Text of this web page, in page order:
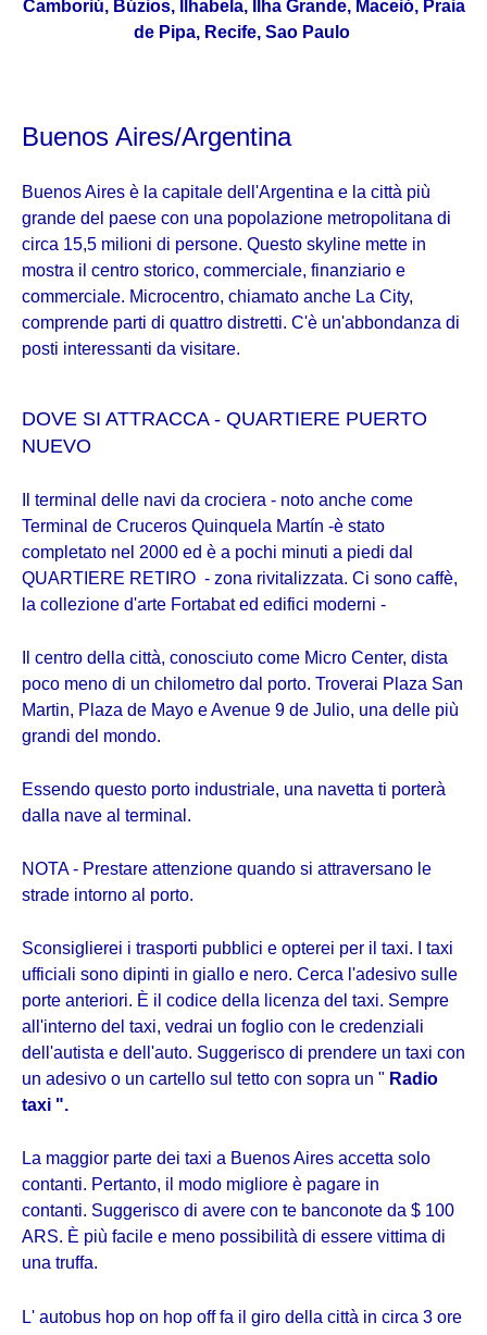
Camboriú, Búzios, Ilhabela, Ilha Grande, Maceió, Praia
de Pipa, Recife, Sao Paulo
Buenos Aires/Argentina
Buenos Aires è la capitale dell'Argentina e la città più
grande del paese con una popolazione metropolitana di
circa 15,5 milioni di persone. Questo skyline mette in
mostra il centro storico, commerciale, finanziario e
commerciale. Microcentro, chiamato anche La City,
comprende parti di quattro distretti. C'è un'abbondanza di
posti interessanti da visitare.
DOVE SI ATTRACCA - QUARTIERE PUERTO
NUEVO
Il terminal delle navi da crociera - noto anche come
Terminal de Cruceros Quinquela Martín -è stato
completato nel 2000 ed è a pochi minuti a piedi dal
QUARTIERE RETIRO - zona rivitalizzata. Ci sono caffè,
la collezione d'arte Fortabat ed edifici moderni -
Il centro della città, conosciuto come Micro Center, dista
poco meno di un chilometro dal porto. Troverai Plaza San
Martin, Plaza de Mayo e Avenue 9 de Julio, una delle più
grandi del mondo.
Essendo questo porto industriale, una navetta ti porterà
dalla nave al terminal.
NOTA - Prestare attenzione quando si attraversano le
strade intorno al porto.
Sconsiglierei i trasporti pubblici e opterei per il taxi.
I taxi
ufficiali sono dipinti in giallo e nero. Cerca l'adesivo sulle
porte anteriori. È il codice della licenza del taxi. Sempre
all'interno del taxi, vedrai un foglio con le credenziali
dell'autista e dell'auto. Suggerisco di prendere un taxi con
un adesivo o un cartello sul tetto con sopra un " Radio
taxi ".
La maggior parte dei taxi a Buenos Aires accetta solo
contanti. Pertanto, il modo migliore è pagare in
contanti. Suggerisco di avere con te banconote da $ 100
ARS. È più facile e meno possibilità di essere vittima di
una truffa.
L' autobus hop on hop off fa il giro della città in circa 3 ore